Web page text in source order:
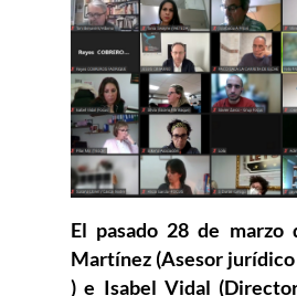
El pasado 28 de marzo
Martínez (Asesor jurídico
Abre en nueva ventana
) e Isabel Vidal